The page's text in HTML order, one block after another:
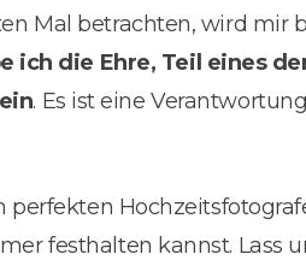
Mal betrachten, wird mir
ich die Ehre, Teil eines
. Es ist eine
festhalten kannst. Lass